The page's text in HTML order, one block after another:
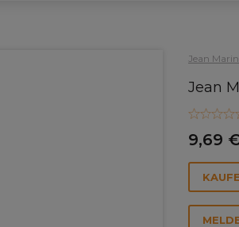
Jean
Jean
9,69